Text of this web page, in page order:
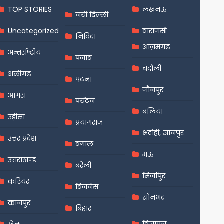
TOP STORIES
Uncategorized
अन्तर्राष्ट्रीय
अलीगढ़
आगरा
उड़ीसा
उत्तर प्रदेश
उत्तराखण्ड
करियर
कानपुर
नयी दिल्ली
निविदा
पंजाब
पटना
पर्यटन
प्रयागराज
बंगाल
बरेली
बिजनेस
बिहार
लखनऊ
वाराणसी
आज़मगढ़
चंदौली
जौनपुर
बलिया
भदोही, ज्ञानपुर
मऊ
मिर्जापुर
सोनभद्र